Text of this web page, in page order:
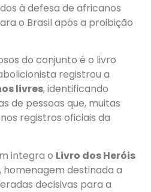
à defesa de africanos
o Brasil após a proibição
do conjunto é o livro
registrou a
livres, identificando
de pessoas que, muitas
registros oficiais da
integra o Livro dos Heróis
, homenagem destinada a
decisivas para a